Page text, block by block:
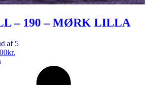
– 190 – MØRK LILLA
af 5
kr.